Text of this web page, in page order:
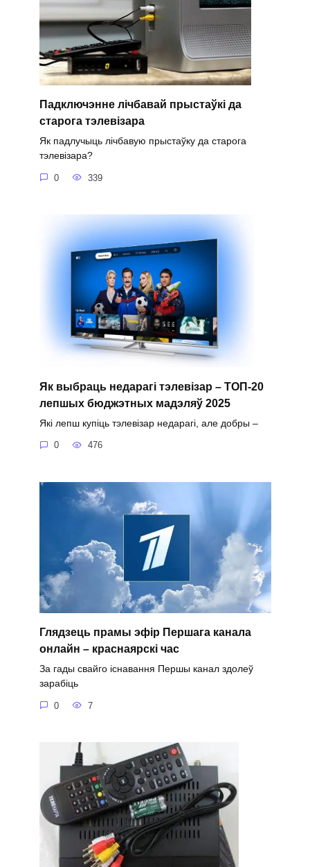
Падключэнне лічбавай прыстаўкі да
старога тэлевізара
Як падлучыць лічбавую прыстаўку да старога
тэлевізара?
0 339
Як выбраць недарагі тэлевізар – ТОП-20
лепшых бюджэтных мадэляў 2025
Які лепш купіць тэлевізар недарагі, але добры –
0 476
Глядзець прамы эфір Першага канала
онлайн – краснаярскі час
За гады свайго існавання Першы канал здолеў
зарабіць
0 7